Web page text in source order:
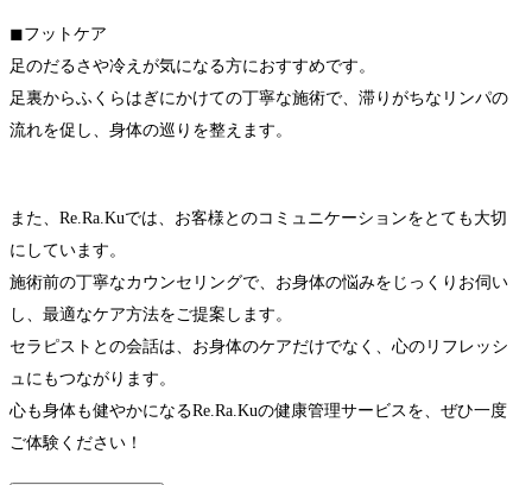
◼︎フットケア
足のだるさや冷えが気になる方におすすめです。
足裏からふくらはぎにかけての丁寧な施術で、滞りがちなリンパの
流れを促し、身体の巡りを整えます。
また、Re.Ra.Kuでは、お客様とのコミュニケーションをとても大切
にしています。
施術前の丁寧なカウンセリングで、お身体の悩みをじっくりお伺い
し、最適なケア方法をご提案します。
セラピストとの会話は、お身体のケアだけでなく、心のリフレッシ
ュにもつながります。
心も身体も健やかになるRe.Ra.Kuの健康管理サービスを、ぜひ一度
ご体験ください！